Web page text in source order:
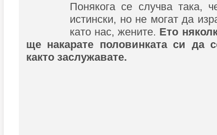
Понякога се случва така,
истински, но не могат да
като нас, жените. Ето
ще накарате половинката си да
както заслужавате.